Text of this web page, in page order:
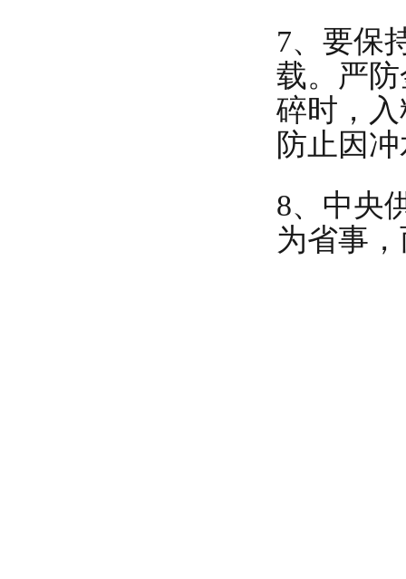
7、要保
载。严
碎时，
防止因
8、中央
为省事